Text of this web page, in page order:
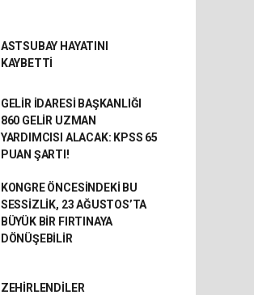
ASTSUBAY HAYATINI
KAYBETTİ
GELİR İDARESİ BAŞKANLIĞI
860 GELİR UZMAN
YARDIMCISI ALACAK: KPSS 65
PUAN ŞARTI!
KONGRE ÖNCESİNDEKİ BU
SESSİZLİK, 23 AĞUSTOS’TA
BÜYÜK BİR FIRTINAYA
DÖNÜŞEBİLİR
ZEHİRLENDİLER